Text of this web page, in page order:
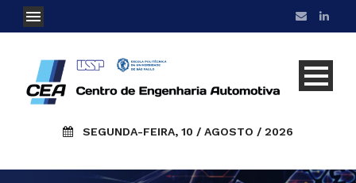
SEGUNDA-FEIRA, 10 / AGOSTO / 2026